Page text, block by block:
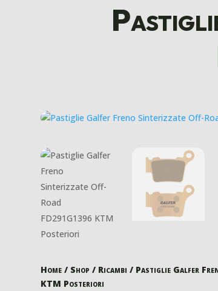
Home / Shop / Ricambi / Pastiglie Galfer
KTM Posteriori